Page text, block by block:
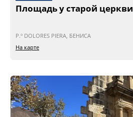
Площадь у старой церкви
P.º DOLORES PIERA, БЕНИСА
На карте